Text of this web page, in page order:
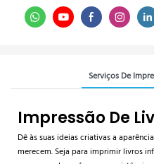
Serviços De
Impressão De
Dê às suas ideias criativas a
merecem. Seja para imprimir livros